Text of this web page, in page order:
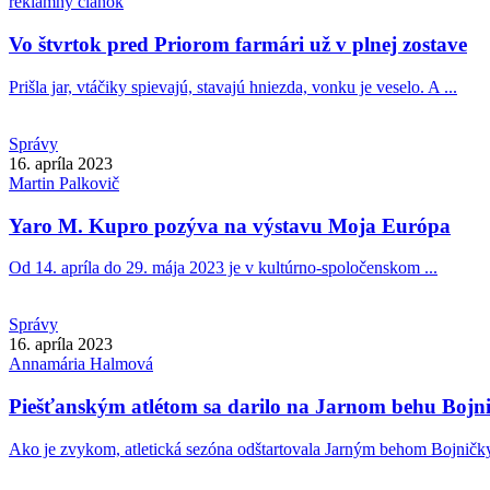
Vo štvrtok pred Priorom farmári už v plnej zostave
Prišla jar, vtáčiky spievajú, stavajú hniezda, vonku je veselo. A ...
Správy
16. apríla 2023
Martin Palkovič
Yaro M. Kupro pozýva na výstavu Moja Európa
Od 14. apríla do 29. mája 2023 je v kultúrno-spoločenskom ...
Správy
16. apríla 2023
Annamária Halmová
Piešťanským atlétom sa darilo na Jarnom behu
Ako je zvykom, atletická sezóna odštartovala Jarným behom